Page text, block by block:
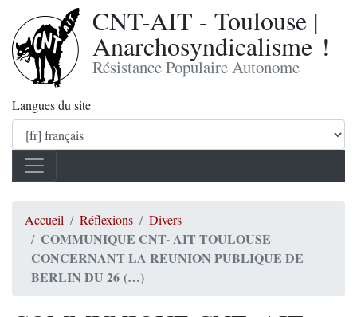
CNT-AIT - Toulouse |
Anarchosyndicalisme !
Résistance Populaire Autonome
Langues du site
Accueil Réflexions Divers
COMMUNIQUE CNT- AIT TOULOUSE
CONCERNANT LA REUNION PUBLIQUE DE
BERLIN DU 26 (…)